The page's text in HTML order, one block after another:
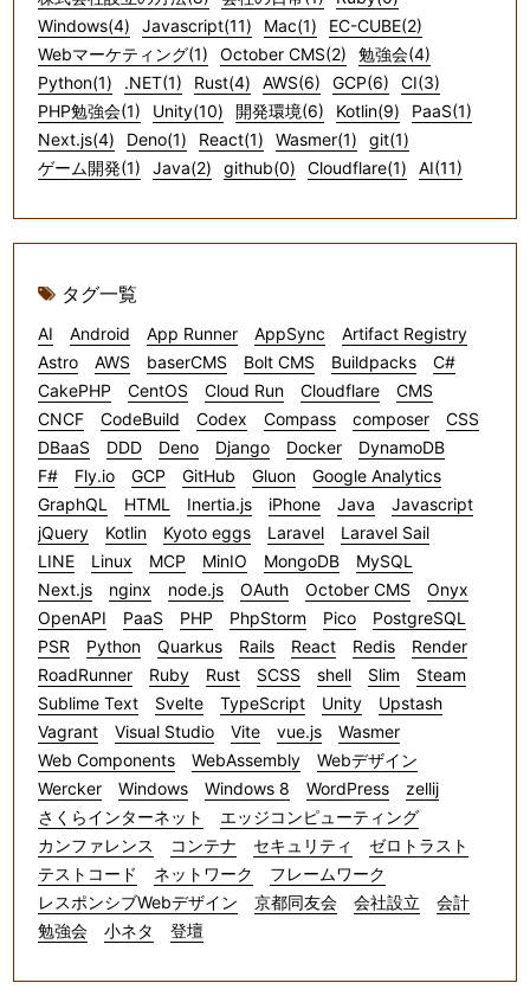
Windows(4)
Javascript(11) Mac(1)
EC-CUBE(2)
Webマーケティング(1)
October CMS(2)
勉強会(4)
Python(1)
.NET(1) Rust(4) AWS(6) GCP(6)
CI(3)
PHP勉強会(1)
Unity(10) 開発環境(6) Kotlin(9)
PaaS(1)
Next.js(4)
Deno(1) React(1) Wasmer(1)
git(1)
ゲーム開発(1)
Java(2) github(0) Cloudflare(1) AI(11)
タグ一覧
AI Android App Runner AppSync
Artifact Registry
Astro
AWS baserCMS Bolt CMS Buildpacks
C#
CakePHP
CentOS Cloud Run Cloudflare
CMS
CNCF
CodeBuild Codex Compass composer
CSS
DBaaS
DDD Deno Django Docker
DynamoDB
F#
Fly.io GCP GitHub Gluon
Google Analytics
GraphQL
HTML Inertia.js iPhone Java
Javascript
jQuery
Kotlin Kyoto eggs Laravel
Laravel Sail
LINE
Linux MCP MinIO MongoDB
MySQL
Next.js
nginx node.js OAuth October CMS
Onyx
OpenAPI
PaaS PHP PhpStorm Pico
PostgreSQL
PSR
Python Quarkus Rails React Redis
Render
RoadRunner
Ruby Rust SCSS shell Slim
Steam
Sublime Text
Svelte TypeScript Unity
Upstash
Vagrant
Visual Studio Vite vue.js
Wasmer
Web Components
WebAssembly
Webデザイン
Wercker
Windows Windows 8 WordPress
zellij
さくらインターネット
エッジコンピューティング
カンファレンス
コンテナ セキュリティ
ゼロトラスト
テストコード
ネットワーク
フレームワーク
レスポンシブWebデザイン
京都同友会 会社設立
会計
勉強会
小ネタ 登壇